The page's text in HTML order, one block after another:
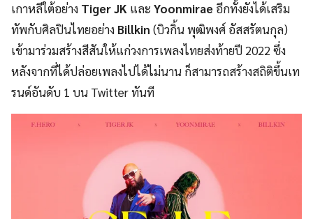
เกาหลีใต้อย่าง Tiger JK และ Yoonmirae อีกทั้งยังได้เสริม
ทัพกับศิลปินไทยอย่าง Billkin (บิวกิ้น พุฒิพงศ์ อัสสรัตนกุล)
เข้ามาร่วมสร้างสีสันให้แก่วงการเพลงไทยส่งท้ายปี 2022 ซึ่ง
หลังจากที่ได้ปล่อยเพลงไปได้ไม่นาน ก็สามารถสร้างสถิติขึ้นเท
รนด์อันดับ 1 บน Twitter ทันที